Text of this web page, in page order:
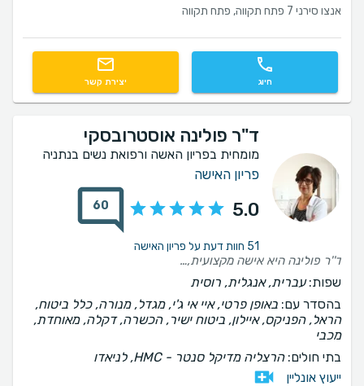
אנצו סירני 7 פתח תקווה, פתח תקווה
חיוג יצירת קשר
ד"ר פולינה אוסטרובסקי
מומחית בפריון האשה ורפואת נשים בנתניה
פריון האישה
5.0
60
51 חוות דעת על פריון האישה
ד''ר פולינה היא אישה מקצועית, נחמדה ואינטליגנטית! רק בזכותה יש לנו בן האהוב! תמיד נעים לבוא עליה!
שפות:עברית, אנגלית, רוסית
בהסדר עם: באופן פרטי, איי אי ג'י, מגדל, מנורה, כלל ביטוח,
הראל, הפניקס, איילון, ביטוח ישיר, הכשרה, דקלה, מאוחדת,
מכבי
בתי חולים:הרצליה מדיקל סנטר - HMC, לניאדו
ייעוץ אונליין